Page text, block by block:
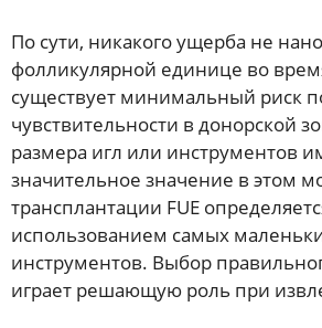
По сути, никакого ущерба не
фолликулярной единице во
существует минимальный риск
чувствительности в донорской
размера игл или инструментов
значительное значение в этом
трансплантации FUE
использованием самых
инструментов. Выбор
играет решающую роль при